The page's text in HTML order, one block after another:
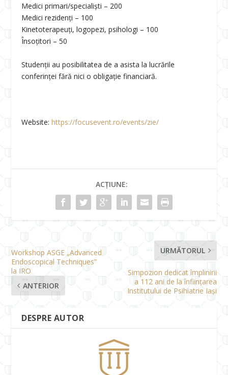
Medici primari/specialiști – 200
Medici rezidenți – 100
Kinetoterapeuți, logopezi, psihologi – 100
Însoțitori – 50
Studenții au posibilitatea de a asista la lucrările
conferinței fără nici o obligație financiară.
Website:https://focusevent.ro/events/zie/
ACȚIUNE:
Workshop ASGE „Advanced
Endoscopical Techniques”
la IRO
ANTERIOR
URMĂTORUL
Simpozion dedicat împlinirii
a 112 ani de la înființarea
Institutului de Psihiatrie Iași
DESPRE AUTOR